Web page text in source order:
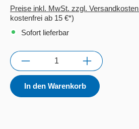
Preise inkl. MwSt. zzgl. Versandkosten
kostenfrei ab 15 €*)
Sofort lieferbar
Anzahl
In den Warenkorb